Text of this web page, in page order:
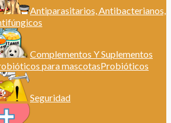
Antiparasitarios, Antibacterianos,
Complementos Y Suplementos
Probióticos
Seguridad